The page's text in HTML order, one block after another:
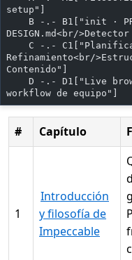
setup"]
DESIGN.md<br/
Refinamiento<br/
Contenido"]
workflow de equipo"]
# Capítulo
1
Introducción
y filosofía de
Impeccable